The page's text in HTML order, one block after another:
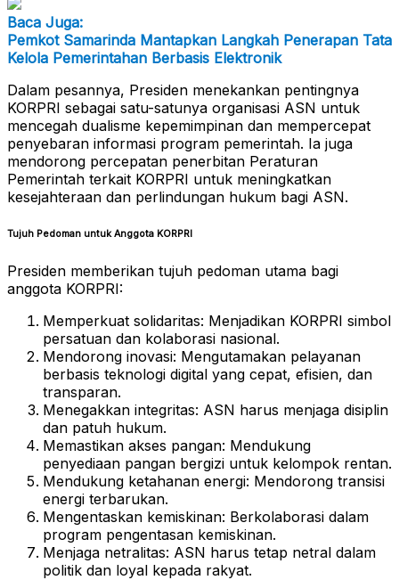
Baca Juga:
Pemkot Samarinda Mantapkan Langkah Penerapan Tata
Kelola Pemerintahan Berbasis Elektronik
Dalam pesannya, Presiden menekankan pentingnya
KORPRI sebagai satu-satunya organisasi ASN untuk
mencegah dualisme kepemimpinan dan mempercepat
penyebaran informasi program pemerintah. Ia juga
mendorong percepatan penerbitan Peraturan
Pemerintah terkait KORPRI untuk meningkatkan
kesejahteraan dan perlindungan hukum bagi ASN.
Tujuh Pedoman untuk Anggota KORPRI
Presiden memberikan tujuh pedoman utama bagi
anggota KORPRI:
Memperkuat solidaritas: Menjadikan KORPRI simbol
persatuan dan kolaborasi nasional.
Mendorong inovasi: Mengutamakan pelayanan
berbasis teknologi digital yang cepat, efisien, dan
transparan.
Menegakkan integritas: ASN harus menjaga disiplin
dan patuh hukum.
Memastikan akses pangan: Mendukung
penyediaan pangan bergizi untuk kelompok rentan.
Mendukung ketahanan energi: Mendorong transisi
energi terbarukan.
Mengentaskan kemiskinan: Berkolaborasi dalam
program pengentasan kemiskinan.
Menjaga netralitas: ASN harus tetap netral dalam
politik dan loyal kepada rakyat.